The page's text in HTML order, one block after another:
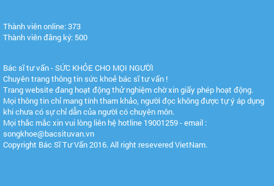
Thành viên online: 373
Thành viên đăng ký: 500
Bác sĩ tư vấn - SỨC KHỎE CHO MỌI NGƯỜI
Chuyên trang thông tin sức khoẻ bác sĩ tư vấn !
Trang website đang hoạt động thử nghiệm chờ xin giấy phép hoạt động.
Mọi thông tin chỉ mang tính tham khảo, người đọc không được tự ý áp dụng
khi chưa có sự chỉ dẫn của người có chuyên môn.
Mọi thắc mắc xin vui lòng liên hệ hotline 19001259 - email :
songkhoe@bacsituvan.vn
Copyright Bác Sĩ Tư Vấn 2016. All right resevered VietNam.